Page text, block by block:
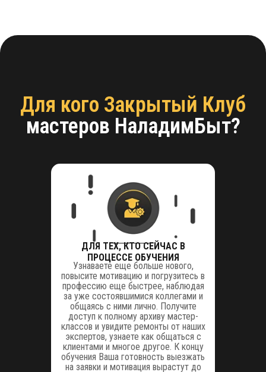
Для кого Закрытый Клуб
мастеров НаладимБыт?
ДЛЯ ТЕХ, КТО СЕЙЧАС В
ПРОЦЕССЕ ОБУЧЕНИЯ
Узнаваете еще больше нового,
повысите мотивацию и погрузитесь в
профессию еще быстрее, наблюдая
за уже состоявшимися коллегами и
общаясь с ними лично. Получите
доступ к полному архиву мастер-
классов и увидите ремонты от наших
экспертов, узнаете как общаться с
клиентами и многое другое. К концу
обучения Ваша готовность выезжать
на заявки и мотивация вырастут до